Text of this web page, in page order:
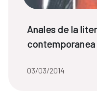
News title:
Anales de la
contemporanea
Date of the news::
03/03/2014